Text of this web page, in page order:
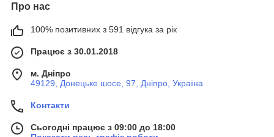
Про нас
100% позитивних з 591 відгука за рік
Працює з 30.01.2018
м. Дніпро
49129, Донецьке шосе, 97, Дніпро, Україна
Контакти
Сьогодні працює з 09:00 до 18:00